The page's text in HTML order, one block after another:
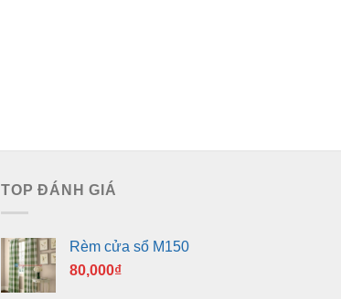
TOP ĐÁNH GIÁ
Rèm cửa sổ M150
80,000₫